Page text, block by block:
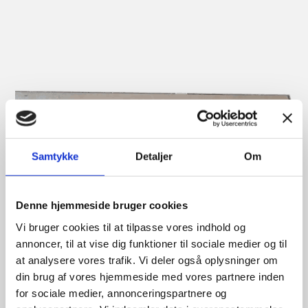
Samtykke Detaljer Om
Denne hjemmeside bruger cookies
Vi bruger cookies til at tilpasse vores indhold og
annoncer, til at vise dig funktioner til sociale medier og til
at analysere vores trafik. Vi deler også oplysninger om
din brug af vores hjemmeside med vores partnere inden
for sociale medier, annonceringspartnere og